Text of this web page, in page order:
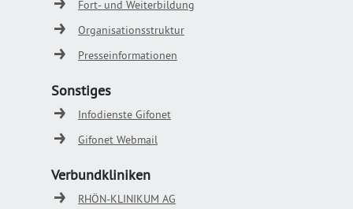
Fort- und Weiterbildung
Organisationsstruktur
Presseinformationen
Sonstiges
Infodienste Gifonet
Gifonet Webmail
Verbundkliniken
RHÖN-KLINIKUM AG